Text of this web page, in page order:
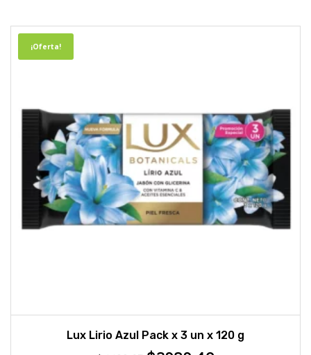
¡Oferta!
Lux Lirio Azul Pack x 3 un x 120 g